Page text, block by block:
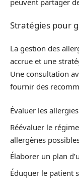
Stratégies pour
La gestion des
accrue et une
Une consultation
fournir des
Évaluer les
Réévaluer le
allergènes
Élaborer un plan
Éduquer le patient